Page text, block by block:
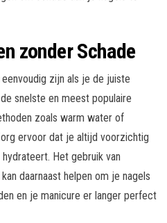
zonder Schade
zijn als je de juiste
snelste en meest populaire
zoals warm water of
ervoor dat je altijd voorzichtig
Het gebruik van
kan daarnaast helpen om je nagels
en je manicure er langer perfect